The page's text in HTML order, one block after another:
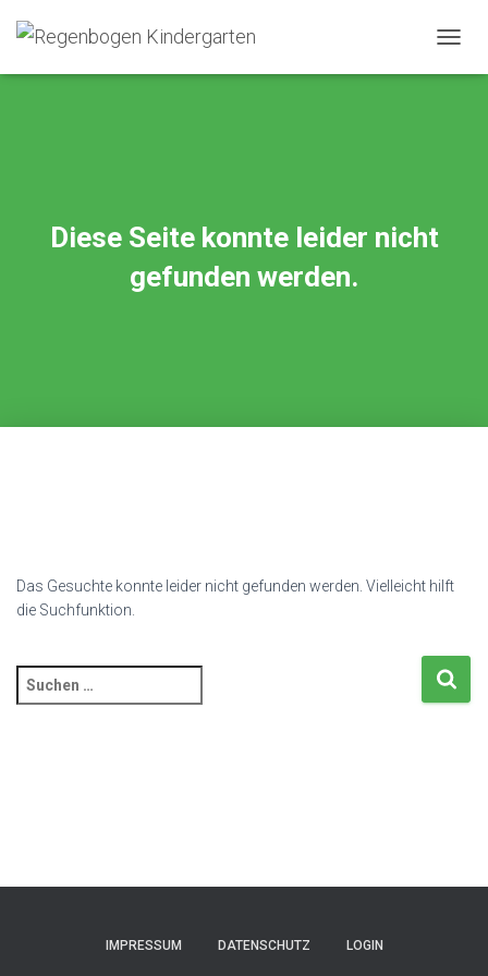
Diese Seite konnte leider nicht
gefunden werden.
Das Gesuchte konnte leider nicht gefunden werden. Vielleicht hilft
die Suchfunktion.
Suchen
nach:
IMPRESSUM DATENSCHUTZ LOGIN